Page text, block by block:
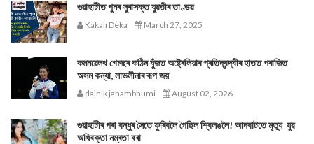
গুৱাহাটীত পুনৰ সুৰাসক্ত যুৱতীৰ তাণ্ডৱ
Kakali Deka March 27, 2025
কমনৱেলথ গেমছৰ কঠিন যুঁজত অষ্ট্ৰেলিয়াৰ প্ৰতিদ্বন্দ্বীৰ হাতত পৰাজিত
অসম কন্যা, লাভলীনাৰ ৰূপ জয়
dainik janambhumi August 02, 2026
গুৱাহাটীৰ পৰা বন্ধুৰ সৈতে ফুৰিবলৈ গৈছিল শ্বিলঙলৈ! আদবাটতে মৃত্যু যুৱ
অধিবক্তা নম্ৰতা বৰা